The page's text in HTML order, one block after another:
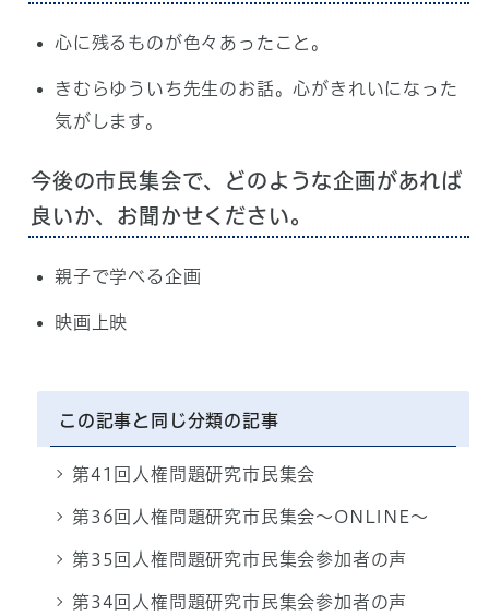
心に残るものが色々あったこと。
きむらゆういち先生のお話。心がきれいになった
気がします。
今後の市民集会で、どのような企画があれば
良いか、お聞かせください。
親子で学べる企画
映画上映
この記事と同じ分類の記事
第41回人権問題研究市民集会
第36回人権問題研究市民集会～ONLINE～
第35回人権問題研究市民集会参加者の声
第34回人権問題研究市民集会参加者の声